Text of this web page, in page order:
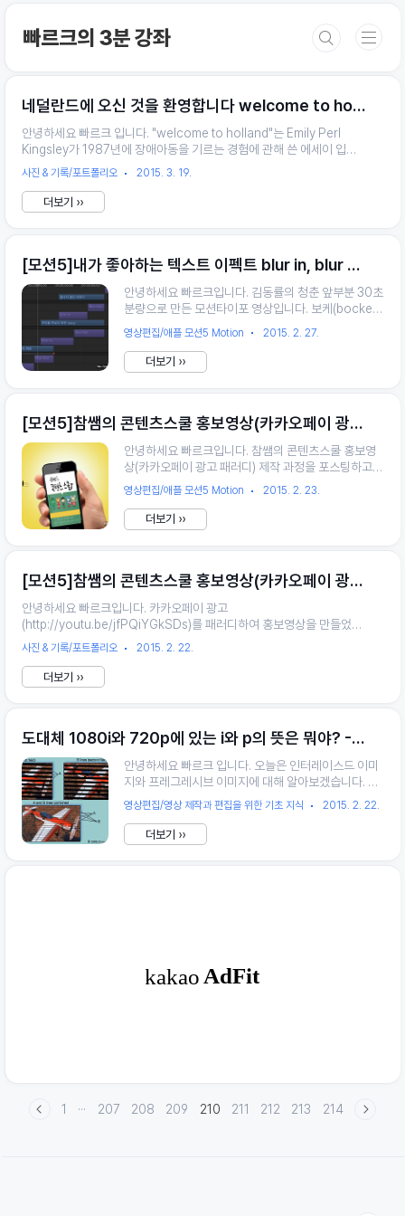
본문 바로가기
빠르크의 3분 강좌
네덜란드에 오신 것을 환영합니다 welcome to holland
안녕하세요 빠르크 입니다. "welcome to holland"는 Emily Perl
Kingsley가 1987년에 장애아동을 기르는 경험에 관해 쓴 에세이 입니
다. 에세이 속 내용은 이탈리아로 여행을 가려 했던 화자가 네덜란드에 도
착하게 되면서 겪는 좌절, 그리고 극복이 주 내용입니다. 이탈리아가 상
징하는 메타포는 일반적인 아동이라면 네덜란드는 관심이 필요한 장애아
동을 상징합니다. 하지만 단지 장소가 '다를'뿐 입니다. 네덜란드도 그 나
름의 정취와 풍경, 아름다움을 간직하고 있지요. 만약 이탈리아에 도착하
보지 못할 것이란 내용으로 에세이 내용은 끝이 납니다. 장애아동을 기르
사진 & 기록/포트폴리오 2015. 3. 19.
더보기 ››
[모션5]내가 좋아하는 텍스트 이펙트 blur in, blur out, 그리고 스케일 키우기 - 김동률의 청춘 모션 타이포를 중심으로
안녕하세요 빠르크입니다. 김동률의 청춘 앞부분 30초
분량으로 만든 모션타이포 영상입니다. 보케(bocke)
를 일단 깔아주고, 노래 가사에 맞는 텍스트에 blur in,
blur out 이펙트를 적용하였습니다. 저는 일단 최대한
이 두 이펙트의 in과 out이 맞물리도록 배치를 하였습
니다. 그리고 scale을 100%에서 120이나 130 정도
로 커지게 하였어요. 그러면 단순히 글씨가 제시되는 것
가 있습니다.
영상편집/애플 모션5 Motion 2015. 2. 27.
더보기 ››
[모션5]참쌤의 콘텐츠스쿨 홍보영상(카카오페이 광고 패러디) 제작과정
안녕하세요 빠르크입니다. 참쌤의 콘텐츠스쿨 홍보영
상(카카오페이 광고 패러디) 제작 과정을 포스팅하고자
합니다. #1 우선 모션5에서 새로운 프로젝트를 생성합
니다. 중앙에서 모션 프로젝트 선택 후 프리셋은
broadcast HD 720, 프레임 레이트는 59.54fps, 길
이(duration)는 20초로 만들어줍니다. #2 배경 만들
어주기 배경을 만들어주는 방법은 다양한 방법이 있으
라구요. 일단 왼쪽 상단 라이브러리(Library) - 제네레
줍니다. 처음 초기값은 하얀색 상단에 파란색 하단일거
예요. 색을 수정해야겠죠? 색을 수정하는 방법은
Gradient를 선택한 후 왼쪽 상단에 가시면 I..
영상편집/애플 모션5 Motion 2015. 2. 23.
더보기 ››
[모션5]참쌤의 콘텐츠스쿨 홍보영상(카카오페이 광고 패러디)
안녕하세요 빠르크입니다. 카카오페이 광고
(http://youtu.be/jfPQiYGkSDs)를 패러디하여 홍보영상을 만들었습
니다. 일단 이 영상에서 주요한 소스는 핸드폰을 들고 있는 손 입니다. 실
제 제가 폰을 들고 찍은 사진으로 합성작업을 해볼려고 했으나, 잘 안되
더라구요. 거기서 시간 많이 까먹었지. 그래서 구글링으로 폰을 들고 있는
손 사진을 구했습니다. (구글에서 iphone with hand로 이미지검색) 제
작과정이 궁금하시다면 다음 글로 클
사진 & 기록/포트폴리오 2015. 2. 22.
더보기 ››
도대체 1080i와 720p에 있는 i와 p의 뜻은 뭐야? - 인터레이스드(Interlaced image)와 프로그레시브(Progressive image)
안녕하세요 빠르크 입니다. 오늘은 인터레이스드 이미
지와 프레그레시브 이미지에 대해 알아보겠습니다. 흔
히 720p, 1080i 에서 보는 p와 i에 관한 이야기입니
다. 해상도나 방송 방식을 표시하는 사양 뒤에 저렇게
숫자 뒤에 알파벳 i 또는 p가 붙는 것을 많이 볼 수 있습
니다. 이 때 i는 인터레이스드(interlaced, 이리저리 뒤
섞인/엇갈린) 의 약자로 쓰이고, p는 프로그레시브
영상편집/영상 제작과 편집을 위한 기초 지식 2015. 2. 22.
더보기 ››
1 ··· 207 208 209 210 211 212 213 214